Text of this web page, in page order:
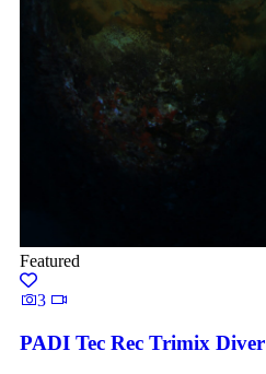
Featured
3
PADI Tec Rec Trimix Diver